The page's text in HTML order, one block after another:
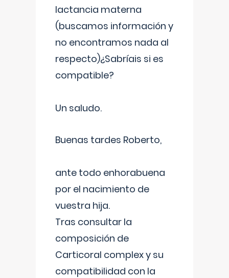
lactancia materna
(buscamos información y
no encontramos nada al
respecto)¿Sabríais si es
compatible?
Un saludo.
Buenas tardes Roberto,
ante todo enhorabuena
por el nacimiento de
vuestra hija.
Tras consultar la
composición de
Carticoral complex y su
compatibilidad con la